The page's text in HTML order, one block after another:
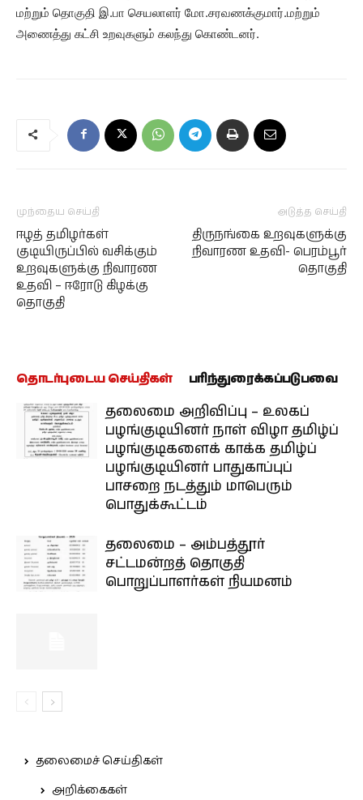
மற்றும் தொகுதி இ.பா செயலாளர் மோ.சரவணக்குமார்.மற்றும்
அணைத்து கட்சி உறவுகளும் கலந்து கொண்டனர்.
முந்தைய செய்தி
ஈழத் தமிழர்கள்
குடியிருப்பில் வசிக்கும்
உறவுகளுக்கு நிவாரண
உதவி – ஈரோடு கிழக்கு
தொகுதி
அடுத்த செய்தி
திருநங்கை உறவுகளுக்கு
நிவாரண உதவி- பெரம்பூர்
தொகுதி
தொடர்புடைய செய்திகள் பரிந்துரைக்கப்படுபவை
தலைமை அறிவிப்பு – உலகப்
பழங்குடியினர் நாள் விழா தமிழ்ப்
பழங்குடிகளைக் காக்க தமிழ்ப்
பழங்குடியினர் பாதுகாப்புப்
பாசறை நடத்தும் மாபெரும்
பொதுக்கூட்டம்
தலைமை – அம்பத்தூர்
சட்டமன்றத் தொகுதி
பொறுப்பாளர்கள் நியமனம்
தலைமைச் செய்திகள்
அறிக்கைகள்